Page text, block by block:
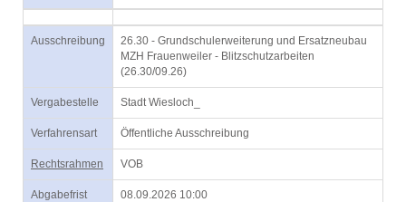
Ausschreibung
26.30 - Grundschulerweiterung und Ersatzneubau
MZH Frauenweiler - Blitzschutzarbeiten
(26.30/09.26)
Vergabestelle Stadt Wiesloch_
Verfahrensart Öffentliche Ausschreibung
Rechtsrahmen VOB
Abgabefrist 08.09.2026 10:00